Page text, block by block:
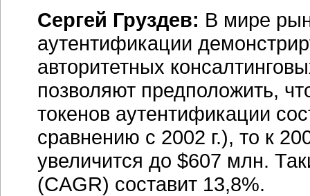
Сергей Груздев: В мире
аутентификации
авторитетных
позволяют предположить,
токенов аутентификации
сравнению с 2002 г.), то к
увеличится до $607 млн.
(CAGR) составит 13,8%.